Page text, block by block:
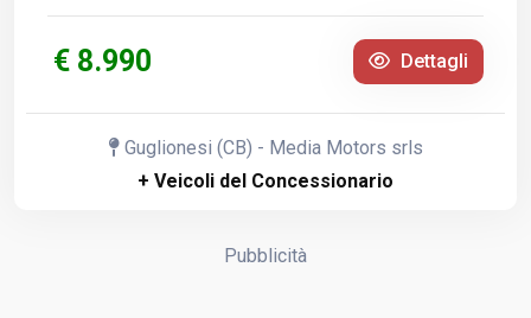
€ 8.990 Dettagli
Guglionesi (CB) - Media Motors srls
+ Veicoli del Concessionario
Pubblicità